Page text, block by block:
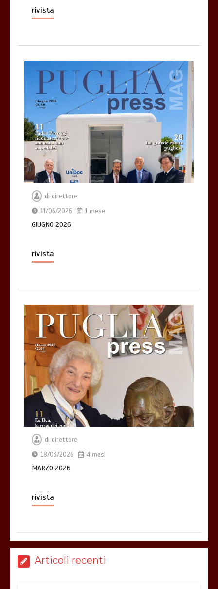
rivista
di direttore
11/06/2026
1 mese
GIUGNO 2026
rivista
di direttore
18/03/2026
4 mesi
MARZO 2026
rivista
Articoli recenti